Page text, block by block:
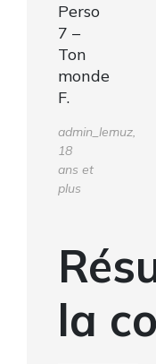
Perso
7 –
Ton
monde
F.
admin_lemuz,
18
ans et
plus
la